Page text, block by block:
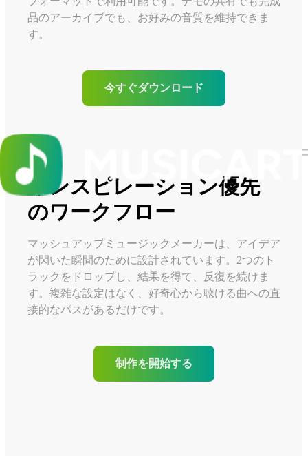
品のアーカイブでも、お好みの音質を維持できま
す。
今すぐダウンロード
インスピレーション優先
のワークフロー
マッシュアップミュージックメーカーは、アイデア
が閃いた瞬間のために設計されています。2つのト
ラックをドロップし、結果を得て、反復を続けま
す。複雑な設定はなく、好奇心から聴ける曲への直
接的なパスがあるだけです。
制作を開始する